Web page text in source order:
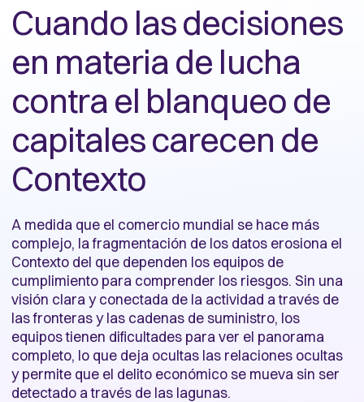
Cuando las decisiones
en materia de lucha
contra el blanqueo de
capitales carecen de
Contexto
A medida que el comercio mundial se hace más
complejo, la fragmentación de los datos erosiona el
Contexto del que dependen los equipos de
cumplimiento para comprender los riesgos. Sin una
visión clara y conectada de la actividad a través de
las fronteras y las cadenas de suministro, los
equipos tienen dificultades para ver el panorama
completo, lo que deja ocultas las relaciones ocultas
y permite que el delito económico se mueva sin ser
detectado a través de las lagunas.